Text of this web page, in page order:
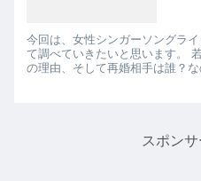
今回は、女性シンガーソングラ
て調べていきたいと思います。
の理由、そして再婚相手は誰？
スポン